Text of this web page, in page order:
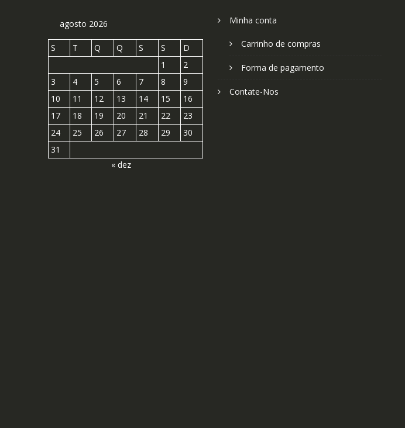
agosto 2026
S T Q Q S S
D
1
2
3
4 5 6 7 8
9
10
11 12 13 14 15
16
17
18 19 20 21 22
23
24
25 26 27 28 29
30
31
« dez
Minha conta
Carrinho de compras
Forma de pagamento
Contate-Nos